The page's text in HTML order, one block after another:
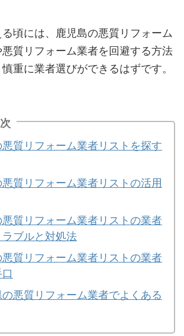
頃には、鹿児島の悪質リフォーム
質リフォーム業者を回避する方法
重に業者選びができるはずです。
質リフォーム業者リストを探す
質リフォーム業者リストの活用
質リフォーム業者リストの業者
ブルと対処法
質リフォーム業者リストの業者
悪質リフォーム業者でよくある